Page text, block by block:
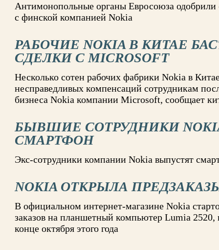
Антимонопольные органы Евросоюза
с финской компанией Nokia
РАБОЧИЕ NOKIA В КИТАЕ
СДЕЛКИ С MICROSOFT
Несколько сотен рабочих фабрики Nokia в
несправедливых компенсаций сотрудникам
бизнеса Nokia компании Microsoft, сообщает
БЫВШИЕ СОТРУДНИКИ
СМАРТФОН
Экс-сотрудники компании Nokia выпустят
NOKIA ОТКРЫЛА
В официальном интернет-магазине Nokia
заказов на планшетный компьютер Lumia
конце октября этого года